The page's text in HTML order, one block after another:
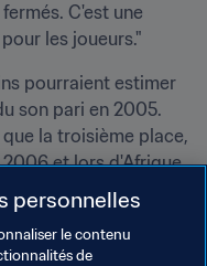
C'est une
les joueurs."
pourraient estimer
son pari en 2005.
que la troisième place,
et lors d'Afrique
à trop court
2014.
personnelles
le contenu
de